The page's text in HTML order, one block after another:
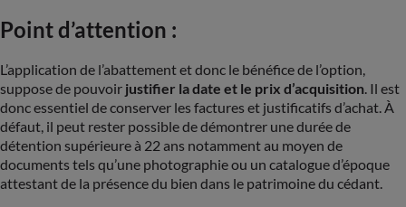
Point d’attention :
L’application de l’abattement et donc le bénéfice de l’option,
suppose de pouvoir justifier la date et le prix d’acquisition . Il est
donc essentiel de conserver les factures et justificatifs d’achat. À
défaut, il peut rester possible de démontrer une durée de
détention supérieure à 22 ans notamment au moyen de
documents tels qu’une photographie ou un catalogue d’époque
attestant de la présence du bien dans le patrimoine du cédant.